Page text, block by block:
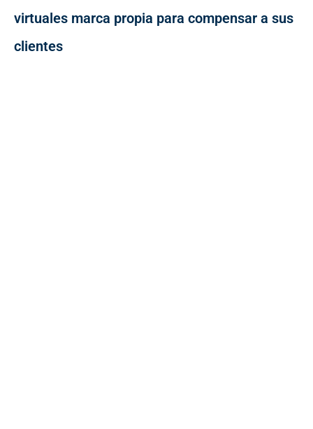
virtuales marca propia para compensar a sus
clientes